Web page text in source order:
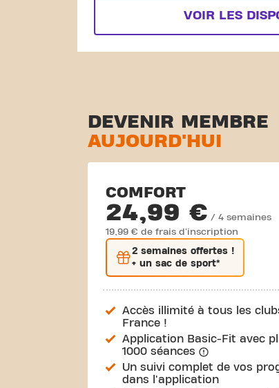
VOIR LES
DEVENIR MEMBRE
AUJOURD'HUI
COMFORT
24,99 € / 4 semaines
19,99 € de frais d'inscription
2 semaines offertes !
+ un sac de sport*
Accès illimité à tous les
France !
Application Basic-Fit avec
1000 séances
Un suivi complet de vos
dans l'application